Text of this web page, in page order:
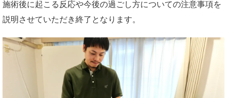
施術後に起こる反応や今後の過ごし方についての注意事項を
説明させていただき終了となります。